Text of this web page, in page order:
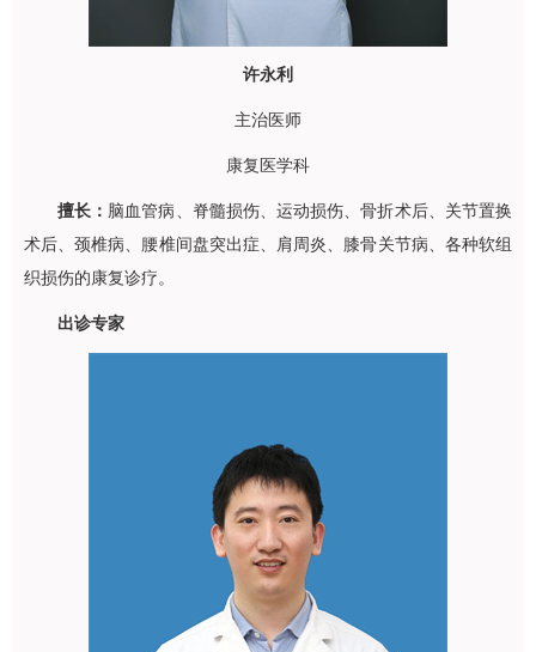
许永利
主治医师
康复医学科
擅长： 脑血管病、脊髓损伤、运动损伤、骨折术后、关节置换
术后、颈椎病、腰椎间盘突出症、肩周炎、膝骨关节病、各种软组
织损伤的康复诊疗。
出诊专家